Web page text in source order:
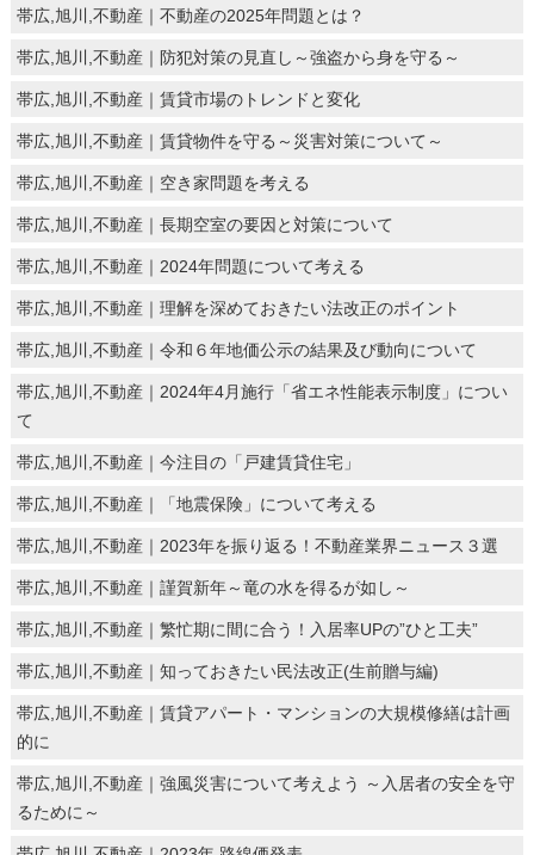
帯広,旭川,不動産｜不動産の2025年問題とは？
帯広,旭川,不動産｜防犯対策の見直し～強盗から身を守る～
帯広,旭川,不動産｜賃貸市場のトレンドと変化
帯広,旭川,不動産｜賃貸物件を守る～災害対策について～
帯広,旭川,不動産｜空き家問題を考える
帯広,旭川,不動産｜長期空室の要因と対策について
帯広,旭川,不動産｜2024年問題について考える
帯広,旭川,不動産｜理解を深めておきたい法改正のポイント
帯広,旭川,不動産｜令和６年地価公示の結果及び動向について
帯広,旭川,不動産｜2024年4月施行「省エネ性能表示制度」につい
て
帯広,旭川,不動産｜今注目の「戸建賃貸住宅」
帯広,旭川,不動産｜「地震保険」について考える
帯広,旭川,不動産｜2023年を振り返る！不動産業界ニュース３選
帯広,旭川,不動産｜謹賀新年～竜の水を得るが如し～
帯広,旭川,不動産｜繁忙期に間に合う！入居率UPの”ひと工夫”
帯広,旭川,不動産｜知っておきたい民法改正(生前贈与編)
帯広,旭川,不動産｜賃貸アパート・マンションの大規模修繕は計画
的に
帯広,旭川,不動産｜強風災害について考えよう ～入居者の安全を守
るために～